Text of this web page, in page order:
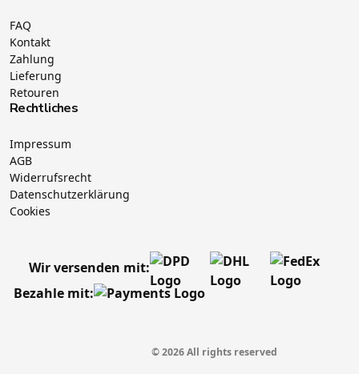
FAQ
Kontakt
Zahlung
Lieferung
Retouren
Rechtliches
Impressum
AGB
Widerrufsrecht
Datenschutzerklärung
Cookies
Wir versenden mit:
Bezahle mit:
© 2026 All rights reserved